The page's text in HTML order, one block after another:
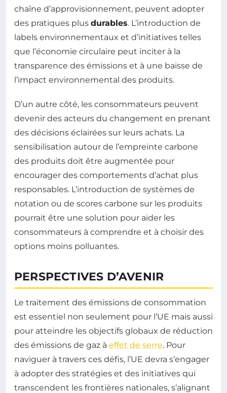
chaîne d’approvisionnement, peuvent adopter
des pratiques plus durables. L’introduction de
labels environnementaux et d’initiatives telles
que l’économie circulaire peut inciter à la
transparence des émissions et à une baisse de
l’impact environnemental des produits.
D’un autre côté, les consommateurs peuvent
devenir des acteurs du changement en prenant
des décisions éclairées sur leurs achats. La
sensibilisation autour de l’empreinte carbone
des produits doit être augmentée pour
encourager des comportements d’achat plus
responsables. L’introduction de systèmes de
notation ou de scores carbone sur les produits
pourrait être une solution pour aider les
consommateurs à comprendre et à choisir des
options moins polluantes.
PERSPECTIVES D’AVENIR
Le traitement des émissions de consommation
est essentiel non seulement pour l’UE mais aussi
pour atteindre les objectifs globaux de réduction
des émissions de gaz à effet de serre. Pour
naviguer à travers ces défis, l’UE devra s’engager
à adopter des stratégies et des initiatives qui
transcendent les frontières nationales, s’alignant